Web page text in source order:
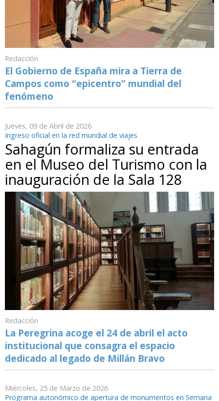
Redacción
El Gobierno de España mira a Tierra de
Campos como “epicentro” mundial del
fenómeno
Jueves, 09 de Abril de 2026
Ingreso oficial en la red mundial de viajes
Sahagún formaliza su entrada
en el Museo del Turismo con la
inauguración de la Sala 128
Redacción
La Peregrina acoge el 24 de abril el acto
institucional que consagra el espacio
dedicado al legado de Millán Bravo
Miércoles, 25 de Marzo de 2026
Programa autonómico de apertura de monumentos en Semana